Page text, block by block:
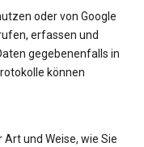
oder von Google
erfassen und
gegebenenfalls in
können
und Weise, wie Sie